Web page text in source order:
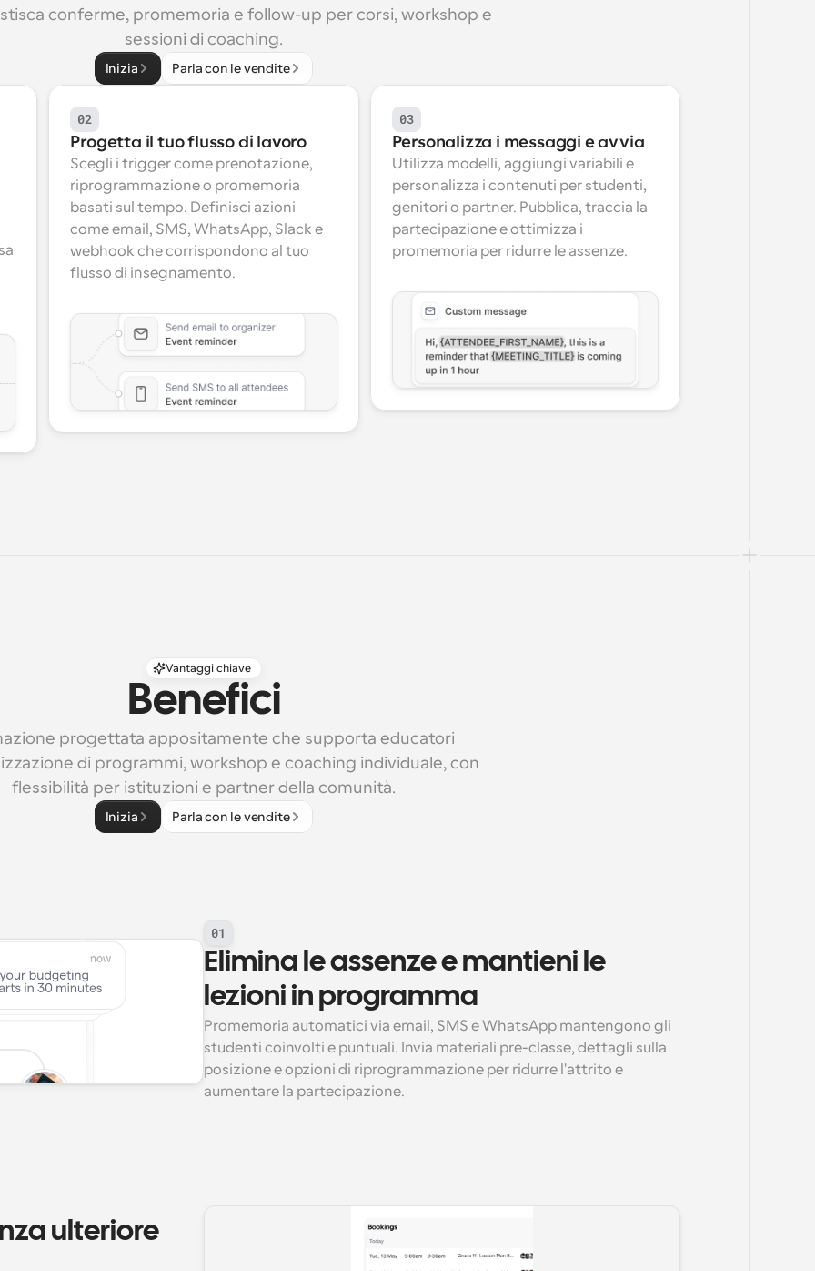
conferme, promemoria e follow-up per corsi, workshop e
sessioni di coaching.
Inizia Parla con le vendite
02
Progetta il tuo flusso di lavoro
Scegli i trigger come prenotazione,
riprogrammazione o promemoria
basati sul tempo. Definisci azioni
come email, SMS, WhatsApp, Slack e
webhook che corrispondono al tuo
flusso di insegnamento.
03
Personalizza i messaggi e avvia
Utilizza modelli, aggiungi variabili e
personalizza i contenuti per studenti,
genitori o partner. Pubblica, traccia la
partecipazione e ottimizza i
promemoria per ridurre le assenze.
Vantaggi chiave
Benefici
progettata appositamente che supporta educatori
di programmi, workshop e coaching individuale, con
flessibilità per istituzioni e partner della comunità.
Inizia Parla con le vendite
01
Elimina le assenze e mantieni le
lezioni in programma
Promemoria automatici via email, SMS e WhatsApp mantengono gli
studenti coinvolti e puntuali. Invia materiali pre-classe, dettagli sulla
posizione e opzioni di riprogrammazione per ridurre l'attrito e
aumentare la partecipazione.
ulteriore